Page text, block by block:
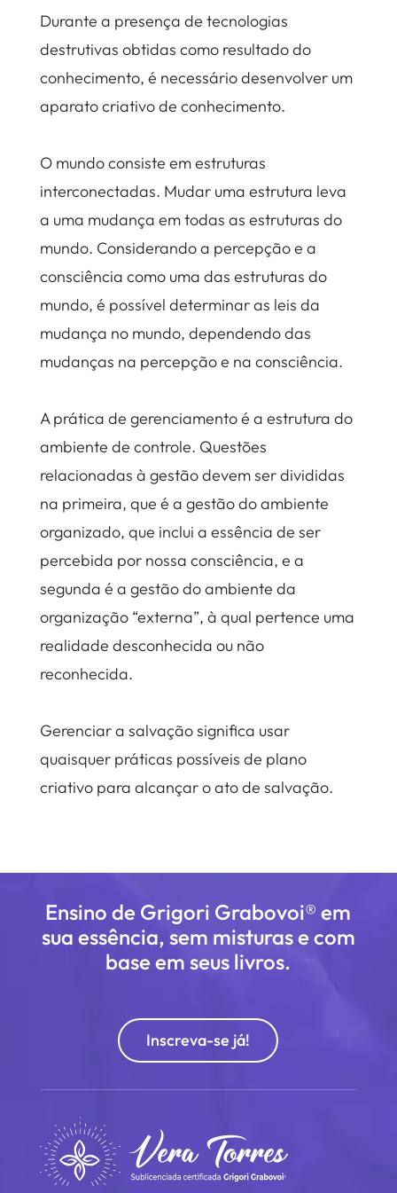
Durante a presença de tecnologias
destrutivas obtidas como resultado do
conhecimento, é necessário desenvolver um
aparato criativo de conhecimento.
O mundo consiste em estruturas
interconectadas. Mudar uma estrutura leva
a uma mudança em todas as estruturas do
mundo. Considerando a percepção e a
consciência como uma das estruturas do
mundo, é possível determinar as leis da
mudança no mundo, dependendo das
mudanças na percepção e na consciência.
A prática de gerenciamento é a estrutura do
ambiente de controle. Questões
relacionadas à gestão devem ser divididas
na primeira, que é a gestão do ambiente
organizado, que inclui a essência de ser
percebida por nossa consciência, e a
segunda é a gestão do ambiente da
organização “externa”, à qual pertence uma
realidade desconhecida ou não
reconhecida.
Gerenciar a salvação significa usar
quaisquer práticas possíveis de plano
criativo para alcançar o ato de salvação.
Ensino de Grigori Grabovoi® em
sua essência, sem misturas e com
base em seus livros.
Inscreva-se já!